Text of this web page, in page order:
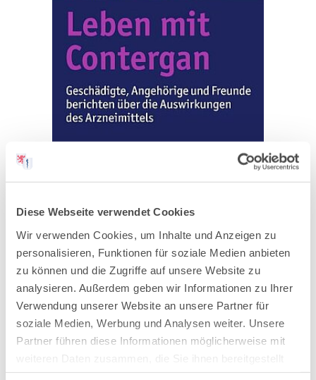
Diese Webseite verwendet Cookies
Wir verwenden Cookies, um Inhalte und Anzeigen zu
personalisieren, Funktionen für soziale Medien anbieten
zu können und die Zugriffe auf unsere Website zu
analysieren. Außerdem geben wir Informationen zu Ihrer
Verwendung unserer Website an unsere Partner für
soziale Medien, Werbung und Analysen weiter. Unsere
Partner führen diese Informationen möglicherweise mit
haben oder die sie im Rahmen Ihrer Nutzung der Dienste
Noch fünfzig Jahre nach Aufdeckung des Skandals
waren die Conterganhilfen unverändert gering
bemessen, orientiert an dem gerichtlich
ausgehandelten Kapital der 1972 gegründeten